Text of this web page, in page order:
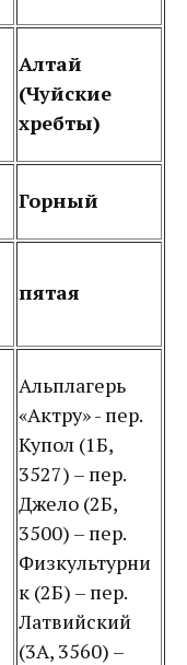
Алтай
(Чуйские
хребты)
Горный
пятая
Альплагерь
«Актру» - пер.
Купол (1Б,
3527) – пер.
Джело (2Б,
3500) – пер.
Физкультурни
к (2Б) – пер.
Латвийский
(3А, 3560) –